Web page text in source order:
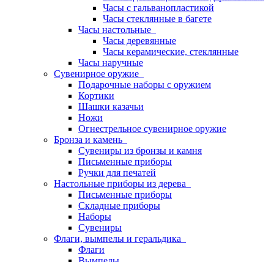
Часы с гальванопластикой
Часы стеклянные в багете
Часы настольные
Часы деревянные
Часы керамические, стеклянные
Часы наручные
Сувенирное оружие
Подарочные наборы с оружием
Кортики
Шашки казачьи
Ножи
Огнестрельное сувенирное оружие
Бронза и камень
Сувениры из бронзы и камня
Письменные приборы
Ручки для печатей
Настольные приборы из дерева
Письменные приборы
Складные приборы
Наборы
Сувениры
Флаги, вымпелы и геральдика
Флаги